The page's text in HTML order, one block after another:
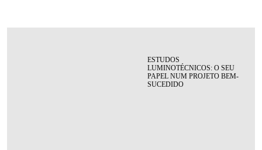
ESTUDOS
LUMINOTÉCNICOS: O SEU
PAPEL NUM PROJETO BEM-
SUCEDIDO